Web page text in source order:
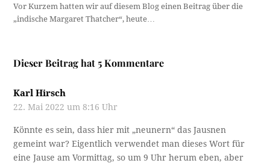
Vor Kurzem hatten wir auf diesem Blog einen Beitrag über die
„indische Margaret Thatcher“, heute…
Dieser Beitrag hat 5 Kommentare
Karl Hirsch
22. Mai 2022 um 8:16 Uhr
Könnte es sein, dass hier mit „neunern“ das Jausnen
gemeint war? Eigentlich verwendet man dieses Wort für
eine Jause am Vormittag, so um 9 Uhr herum eben, aber